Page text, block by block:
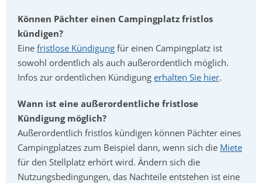
Können Pächter einen Campingplatz fristlos
kündigen?
Eine fristlose Kündigung für einen Campingplatz ist
sowohl ordentlich als auch außerordentlich möglich.
Infos zur ordentlichen Kündigung erhalten Sie hier.
Wann ist eine außerordentliche fristlose
Kündigung möglich?
Außerordentlich fristlos kündigen können Pächter eines
Campingplatzes zum Beispiel dann, wenn sich die Miete
für den Stellplatz erhört wird. Ändern sich die
Nutzungsbedingungen, das Nachteile entstehen ist eine